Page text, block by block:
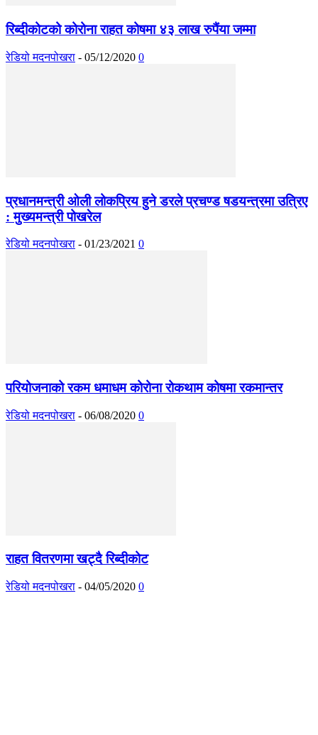
रिब्दीकोटको कोरोना राहत कोषमा ४३ लाख रुपैंया जम्मा
रेडियो मदनपोखरा - 05/12/2020 0
प्रधानमन्त्री ओली लोकप्रिय हुने डरले प्रचण्ड षडयन्त्रमा उत्रिए
: मुख्यमन्त्री पोखरेल
रेडियो मदनपोखरा - 01/23/2021 0
परियोजनाको रकम धमाधम कोरोना रोकथाम कोषमा रकमान्तर
रेडियो मदनपोखरा - 06/08/2020 0
राहत वितरणमा खट्दै रिब्दीकोट
रेडियो मदनपोखरा - 04/05/2020 0